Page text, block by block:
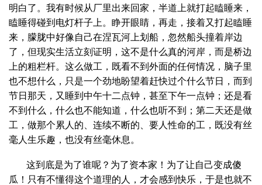
明白了。我有时候从厂里出来回家，半道上就打起瞌睡来，
瞌睡得碰到电灯杆子上。睁开眼睛，再走，接着又打起瞌睡
来，朦胧中好像自己在涅瓦河上划船，忽然船头撞着岸边
了，但现实生活立刻证明，这不是什么真的河岸，而是桥边
上的粗栏杆。这么做工，既看不到外面的任何情况，脑子里
也不想什么，只是一个劲地盼望着赶快过个什么节日，而到
节日那天，又睡到中午十二点钟，甚至下午一点钟；还是看
不到什么，什么也不能知道，什么也听不到；第二天还是做
工，做那个累人的、连续不断的、要人性命的工，既没有丝
毫人生乐趣，也没有丝毫休息。
这到底是为了谁呢？为了资本家！为了让自己变成傻
瓜！只有不懂得这个道理的人，才会感到快乐，于是也就不